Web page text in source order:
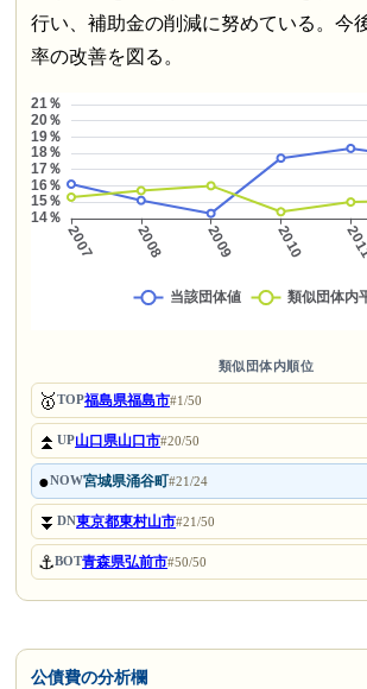
行い、補助金の削減に努めている。今
率の改善を図る。
類似団体内順位
🥇TOP福島県福島市#1/50
⏫UP山口県山口市#20/50
●NOW宮城県涌谷町#21/24
⏬DN東京都東村山市#21/50
⚓BOT青森県弘前市#50/50
公債費の分析欄